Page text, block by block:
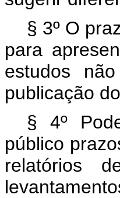
§ 3º O
para
estudos
publicação
§ 4º
público
relatórios